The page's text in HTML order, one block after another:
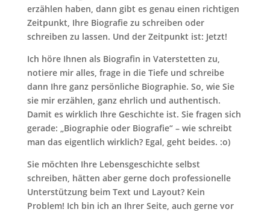
erzählen haben, dann gibt es genau einen richtigen
Zeitpunkt, Ihre Biografie zu schreiben oder
schreiben zu lassen. Und der Zeitpunkt ist: Jetzt!
Ich höre Ihnen als Biografin in Vaterstetten zu,
notiere mir alles, frage in die Tiefe und schreibe
dann Ihre ganz persönliche Biographie. So, wie Sie
sie mir erzählen, ganz ehrlich und authentisch.
Damit es wirklich Ihre Geschichte ist. Sie fragen sich
gerade: „Biographie oder Biografie“ – wie schreibt
man das eigentlich wirklich? Egal, geht beides. :o)
Sie möchten Ihre Lebensgeschichte selbst
schreiben, hätten aber gerne doch professionelle
Unterstützung beim Text und Layout? Kein
Problem! Ich bin ich an Ihrer Seite, auch gerne vor